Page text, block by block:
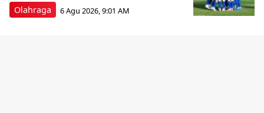
Olahraga 6 Agu 2026, 9:01 AM